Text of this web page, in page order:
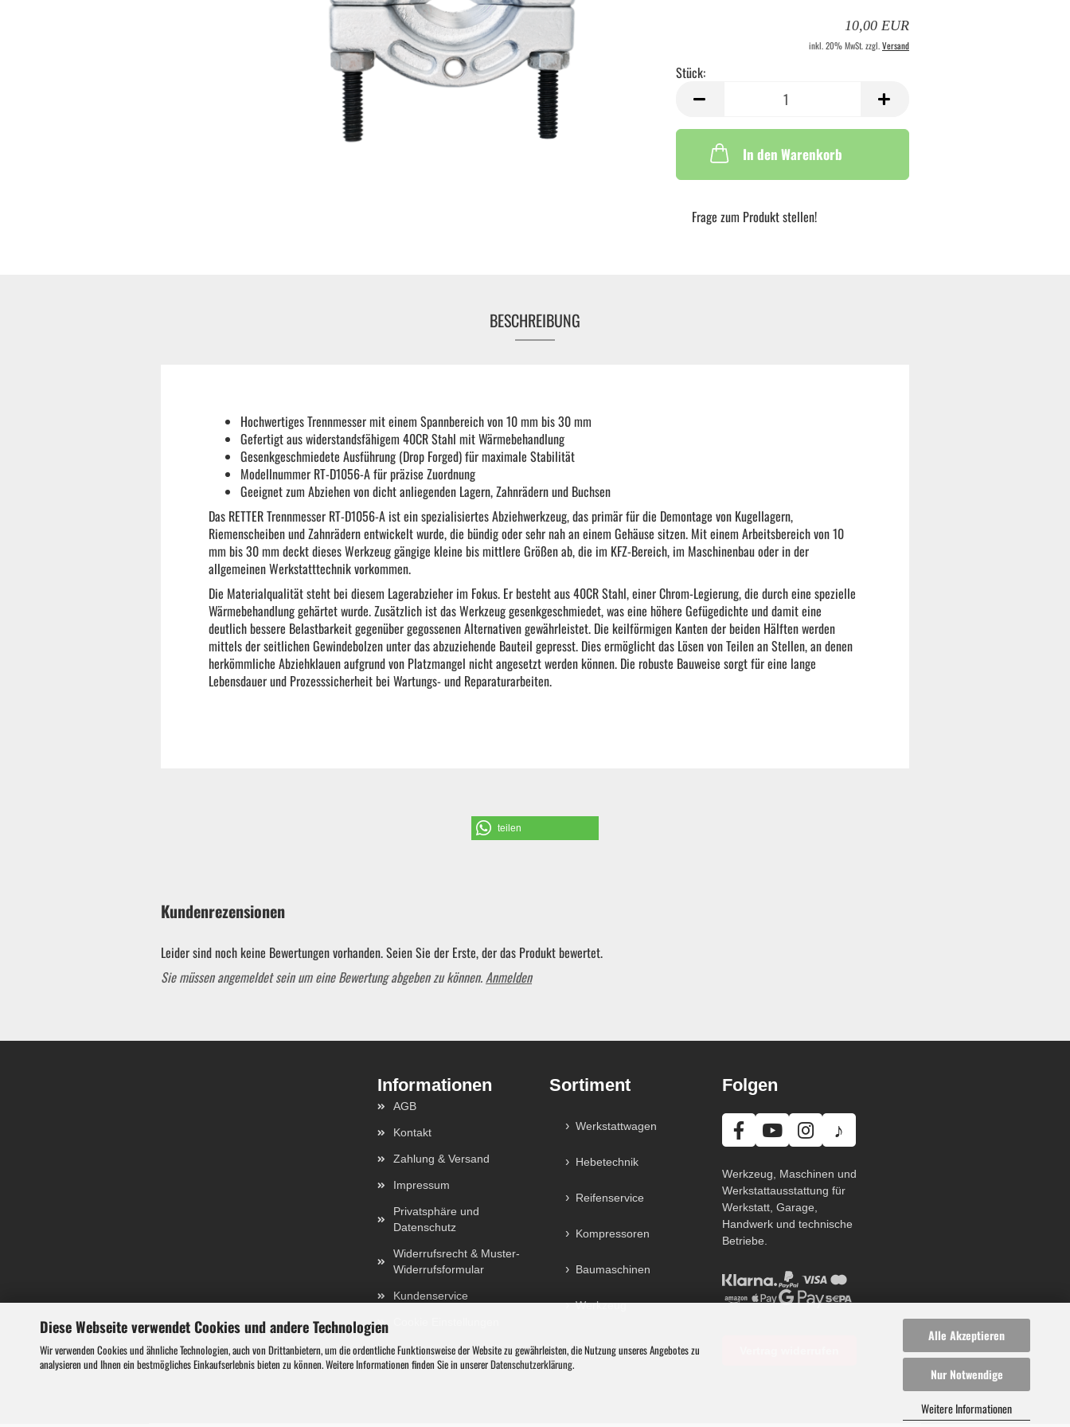
Diese Webseite verwendet Cookies und andere Technologien
Wir verwenden Cookies und ähnliche Technologien, auch von Drittanbietern, um die ordentliche Funktionsweise der Website zu gewährleisten, die Nutzung unseres Angebotes zu
analysieren und Ihnen ein bestmögliches Einkaufserlebnis bieten zu können. Weitere Informationen finden Sie in unsererDatenschutzerklärung.
Alle Akzeptieren
Nur Notwendige
Weitere Informationen
Wuchtmaschinen
Zubehör und Hilfswerkzeug
Autoreinigung | Autopflege
Handwerkzeug anzeigen
Drehmomentwerkzeug
Ratschen und Einsätze
Schraubenschlüssel | Stecknüsse
Zange
Arbeitsbekleidung
Gewindereparatur
Gartenpumpen
Rasentrimmer
ATV Miniquads
10,00 EUR
inkl. 20% MwSt. zzgl.Versand
Stück:
Stück
In den Warenkorb
Frage zum Produkt stellen!
BESCHREIBUNG
Hochwertiges Trennmesser mit einem Spannbereich von 10 mm bis 30 mm
Gefertigt aus widerstandsfähigem 40CR Stahl mit Wärmebehandlung
Gesenkgeschmiedete Ausführung (Drop Forged) für maximale Stabilität
Modellnummer RT-D1056-A für präzise Zuordnung
Geeignet zum Abziehen von dicht anliegenden Lagern, Zahnrädern und Buchsen
Das RETTER Trennmesser RT-D1056-A ist ein spezialisiertes Abziehwerkzeug, das primär für die Demontage von Kugellagern,
Riemenscheiben und Zahnrädern entwickelt wurde, die bündig oder sehr nah an einem Gehäuse sitzen. Mit einem Arbeitsbereich von 10
mm bis 30 mm deckt dieses Werkzeug gängige kleine bis mittlere Größen ab, die im KFZ-Bereich, im Maschinenbau oder in der
allgemeinen Werkstatttechnik vorkommen.
Die Materialqualität steht bei diesem Lagerabzieher im Fokus. Er besteht aus 40CR Stahl, einer Chrom-Legierung, die durch eine spezielle
Wärmebehandlung gehärtet wurde. Zusätzlich ist das Werkzeug gesenkgeschmiedet, was eine höhere Gefügedichte und damit eine
deutlich bessere Belastbarkeit gegenüber gegossenen Alternativen gewährleistet. Die keilförmigen Kanten der beiden Hälften werden
mittels der seitlichen Gewindebolzen unter das abzuziehende Bauteil gepresst. Dies ermöglicht das Lösen von Teilen an Stellen, an denen
herkömmliche Abziehklauen aufgrund von Platzmangel nicht angesetzt werden können. Die robuste Bauweise sorgt für eine lange
Lebensdauer und Prozesssicherheit bei Wartungs- und Reparaturarbeiten.
teilen
Kundenrezensionen
Leider sind noch keine Bewertungen vorhanden. Seien Sie der Erste, der das Produkt bewertet.
Sie müssen angemeldet sein um eine Bewertung abgeben zu können.Anmelden
AGB
Kontakt
Zahlung & Versand
Impressum
Privatsphäre und
Datenschutz
Widerrufsrecht & Muster-
Widerrufsformular
Kundenservice
Sortiment
Werkstattwagen
Hebetechnik
Reifenservice
Kompressoren
Baumaschinen
Werkzeug
Folgen
♪
Werkzeug, Maschinen und
Werkstattausstattung für
Werkstatt, Garage,
Handwerk und technische
Betriebe.